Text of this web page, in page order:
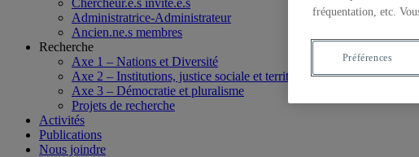
Chercheur.e.s invité.e.s
Administratrice-Administrateur
Ancien.ne.s membres
Recherche
Axe 1 – Nations et Diversité
Axe 2 – Institutions, justice sociale et territoires
Axe 3 – Démocratie et pluralisme
Projets de recherche
Activités
Publications
Nous joindre
fréquentation, etc.
Préférences